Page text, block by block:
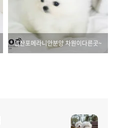
일산포메라니안분양 차원이다른곳~